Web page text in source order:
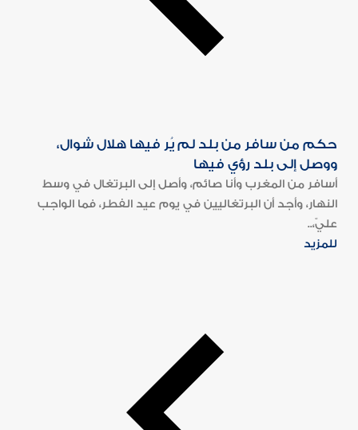
حكم من سافر من بلد لم يُر فيها هلال شوال،
ووصل إلى بلد رؤي فيها
أسافر من المغرب وأنا صائم، وأصل إلى البرتغال في وسط
النهار، وأجد أن البرتغاليين في يوم عيد الفطر، فما الواجب
عليّ،..
للمزيد